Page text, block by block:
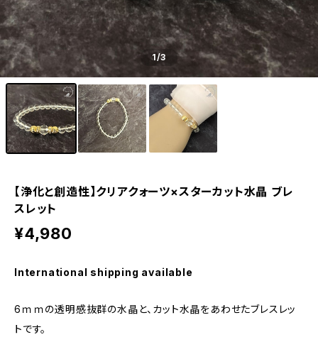
1/3
【浄化と創造性】クリアクォーツ×スターカット水晶 ブレ
スレット
¥4,980
International shipping available
6ｍｍの透明感抜群の水晶と、カット水晶をあわせたブレスレッ
トです。